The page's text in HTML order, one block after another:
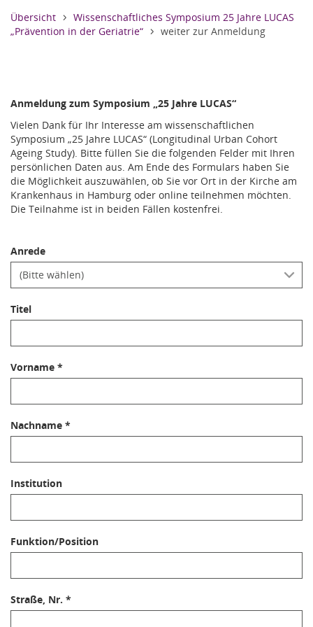
Übersicht
Wissenschaftliches Symposium 25 Jahre LUCAS
„Prävention in der Geriatrie“
weiter zur Anmeldung
Anmeldung zum Symposium „25 Jahre LUCAS“
Vielen Dank für Ihr Interesse am wissenschaftlichen
Symposium „25 Jahre LUCAS“ (Longitudinal Urban Cohort
Ageing Study). Bitte füllen Sie die folgenden Felder mit Ihren
persönlichen Daten aus. Am Ende des Formulars haben Sie
die Möglichkeit auszuwählen, ob Sie vor Ort in der Kirche am
Krankenhaus in Hamburg oder online teilnehmen möchten.
Die Teilnahme ist in beiden Fällen kostenfrei.
Anrede
Titel
Vorname *
Nachname *
Institution
Funktion/Position
Straße, Nr. *